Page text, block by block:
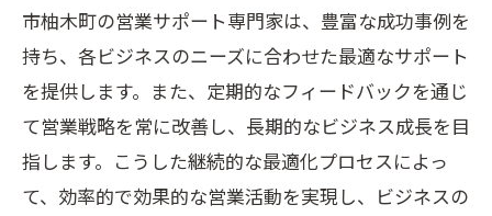
市柚木町の営業サポート専門家は、豊富な成功事例を
持ち、各ビジネスのニーズに合わせた最適なサポート
を提供します。また、定期的なフィードバックを通じ
て営業戦略を常に改善し、長期的なビジネス成長を目
指します。こうした継続的な最適化プロセスによっ
て、効率的で効果的な営業活動を実現し、ビジネスの